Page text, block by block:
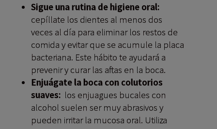
Sigue una rutina de higiene oral:
cepíllate los dientes al menos dos
veces al día para eliminar los restos de
comida y evitar que se acumule la placa
bacteriana. Este hábito te ayudará a
prevenir y curar las aftas en la boca.
Enjuágate la boca con colutorios
suaves: los enjuagues bucales con
alcohol suelen ser muy abrasivos y
pueden irritar la mucosa oral. Utiliza